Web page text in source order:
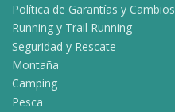
Política de Garantías y Cambios
Running y Trail Running
Seguridad y Rescate
Montaña
Camping
Pesca